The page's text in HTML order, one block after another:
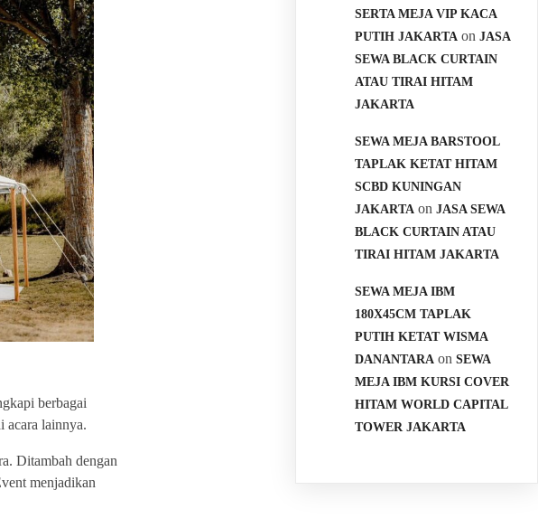
berbagai
acara lainnya.
Ditambah dengan
menjadikan
SERTA MEJA VIP KACA
PUTIH JAKARTA onJASA
SEWA BLACK CURTAIN
ATAU TIRAI HITAM
JAKARTA
SEWA MEJA BARSTOOL
TAPLAK KETAT HITAM
SCBD KUNINGAN
JAKARTA onJASA SEWA
BLACK CURTAIN ATAU
TIRAI HITAM JAKARTA
SEWA MEJA IBM
180X45CM TAPLAK
PUTIH KETAT WISMA
DANANTARA onSEWA
MEJA IBM KURSI COVER
HITAM WORLD CAPITAL
TOWER JAKARTA